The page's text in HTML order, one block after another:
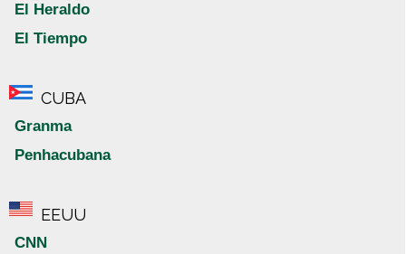
El Heraldo
El Tiempo
CUBA
Granma
Penhacubana
EEUU
CNN